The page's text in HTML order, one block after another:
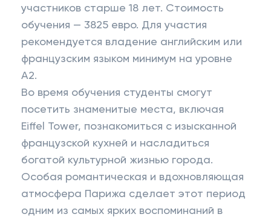
участников старше 18 лет. Стоимость
обучения — 3825 евро. Для участия
рекомендуется владение английским или
французским языком минимум на уровне
A2.
Во время обучения студенты смогут
посетить знаменитые места, включая
Eiffel Tower, познакомиться с изысканной
французской кухней и насладиться
богатой культурной жизнью города.
Особая романтическая и вдохновляющая
атмосфера Парижа сделает этот период
одним из самых ярких воспоминаний в